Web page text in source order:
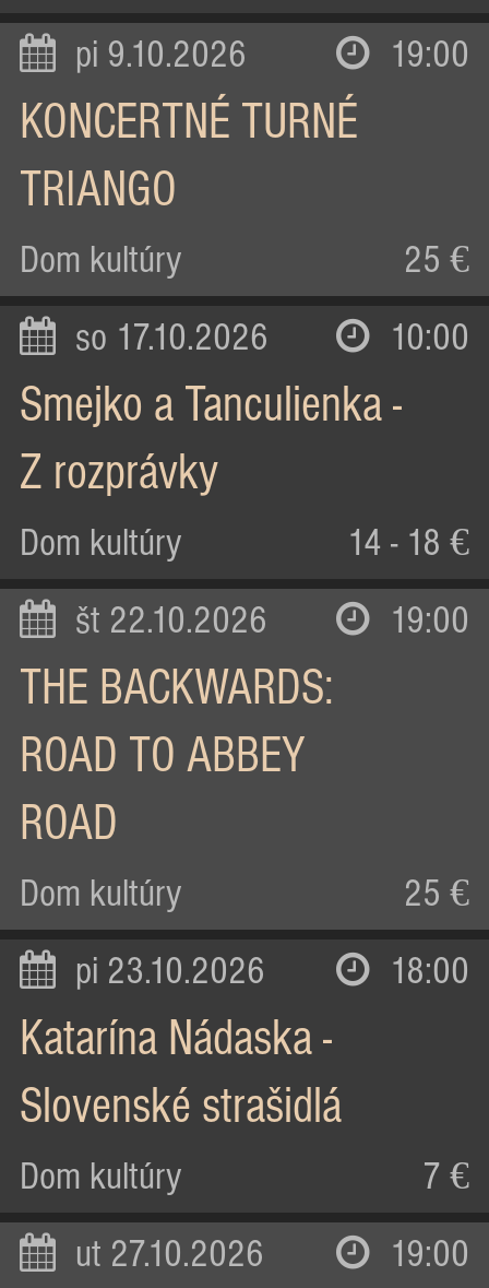
pi 9.10.2026 19:00
KONCERTNÉ TURNÉ
TRIANGO
Dom kultúry 25 €
so 17.10.2026 10:00
Smejko a Tanculienka -
Z rozprávky
Dom kultúry 14 - 18 €
št 22.10.2026 19:00
THE BACKWARDS:
ROAD TO ABBEY
ROAD
Dom kultúry 25 €
pi 23.10.2026 18:00
Katarína Nádaska -
Slovenské strašidlá
Dom kultúry 7 €
ut 27.10.2026 19:00